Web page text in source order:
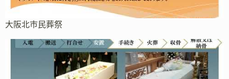
大阪北市民葬祭